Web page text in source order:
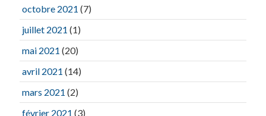
octobre 2021 (7)
juillet 2021 (1)
mai 2021 (20)
avril 2021 (14)
mars 2021 (2)
février 2021 (3)